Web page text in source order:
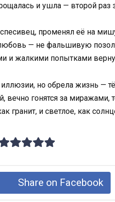
и ушла — второй
променял её на
— не фальшивую
и жалкими попытками
иллюзии, но обрела жизнь
гонятся за миражами,
гранит, и светлое, как
Share on Facebook